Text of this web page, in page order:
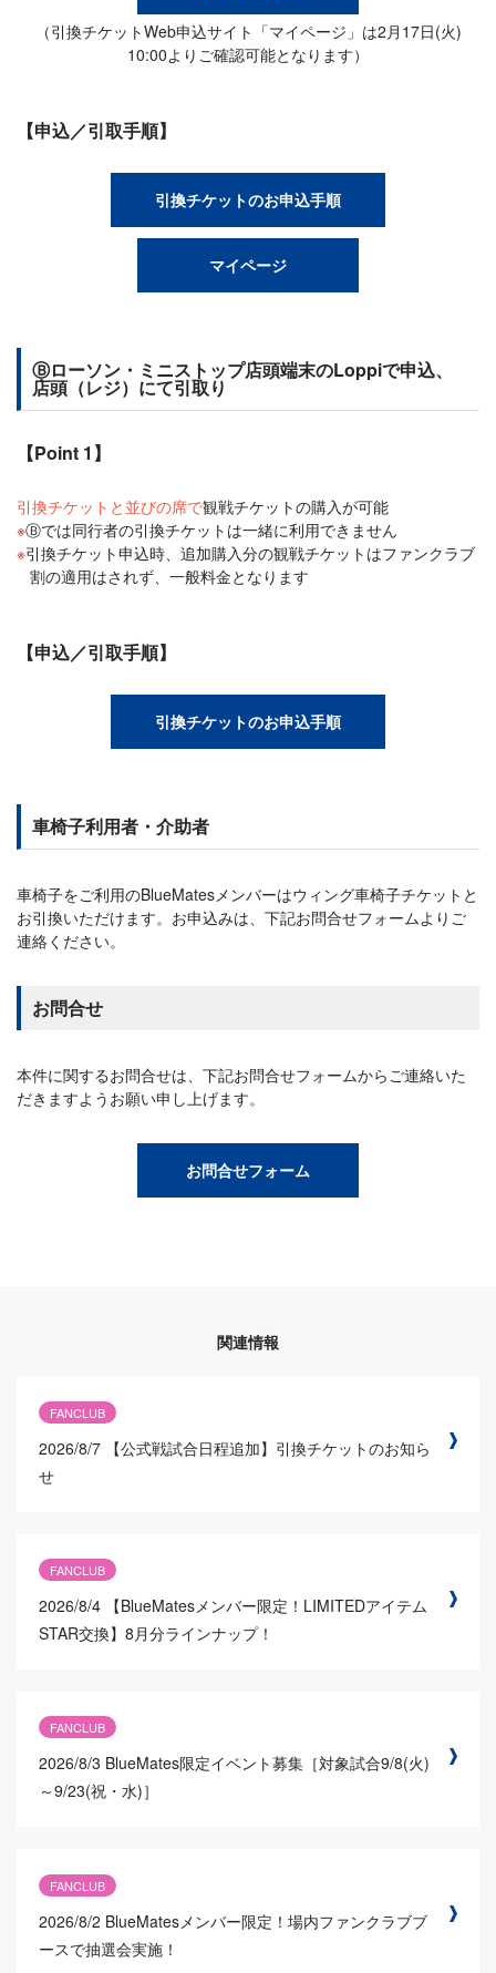
（引換チケットWeb申込サイト「マイページ」は2月17日(火)
10:00よりご確認可能となります）
【申込／引取手順】
引換チケットのお申込手順
マイページ
Ⓑローソン・ミニストップ店頭端末のLoppiで申込、
店頭（レジ）にて引取り
【Point 1】
引換チケットと並びの席で観戦チケットの購入が可能
Ⓑでは同行者の引換チケットは一緒に利用できません
引換チケット申込時、追加購入分の観戦チケットはファンクラブ
割の適用はされず、一般料金となります
【申込／引取手順】
引換チケットのお申込手順
車椅子利用者・介助者
車椅子をご利用のBlueMatesメンバーはウィング車椅子チケットと
お引換いただけます。お申込みは、下記お問合せフォームよりご
連絡ください。
お問合せ
本件に関するお問合せは、下記お問合せフォームからご連絡いた
だきますようお願い申し上げます。
お問合せフォーム
関連情報
FANCLUB
2026/8/7 【公式戦試合日程追加】引換チケットのお知ら
せ
FANCLUB
2026/8/4 【BlueMatesメンバー限定！LIMITEDアイテム
STAR交換】8月分ラインナップ！
FANCLUB
2026/8/3 BlueMates限定イベント募集［対象試合9/8(火)
～9/23(祝・水)］
FANCLUB
2026/8/2 BlueMatesメンバー限定！場内ファンクラブブ
ースで抽選会実施！